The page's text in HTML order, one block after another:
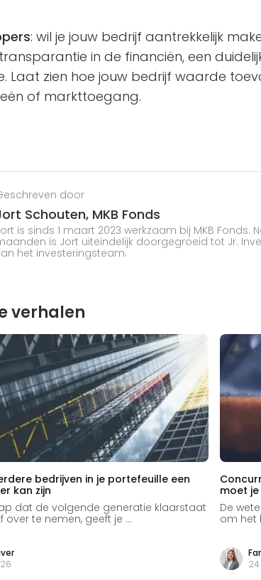
: wil je jouw bedrijf aantrekkelijk
in de financiën, een
Laat zien hoe jouw bedrijf waarde
of markttoegang.
door
Schouten, MKB Fonds
is sinds 1 maart 2023 werkzaam bij MKB
is Jort uiteindelijk doorgegroeid tot Jr.
het investeringsteam.
verhalen
bedrijven in je portefeuille een
kan zijn
dat de volgende generatie klaarstaat
over te nemen, geeft je ...
moet
De
om het